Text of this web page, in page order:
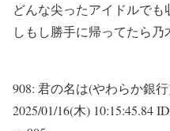
どんな尖ったアイドルで
しもし勝手に帰ってたら
908: 君の名は(やわらか銀行
2025/01/16(木) 10:15:45.84